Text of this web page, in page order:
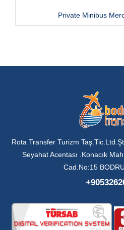
Private Minibus
Rota Transfer Turizm
Seyahat Acentası .Konacık
Cad.No:15